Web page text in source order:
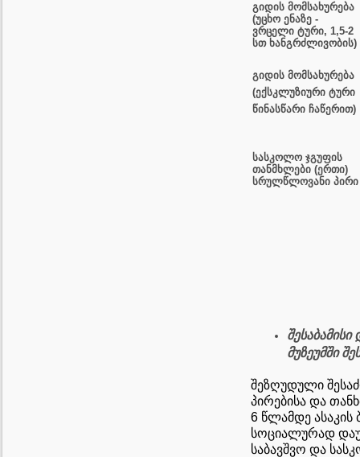
გიდის მომსახურება
(უცხო ენაზე -
ვრცელი ტური, 1,5-2
სთ ხანგრძლივობის)
გიდის მომსახურება
(ექსკლუზიური ტური
წინასწარი ჩაწერით)
სასკოლო ჯგუფის
თანმხლები (ერთი)
სრულწლოვანი პირი
მუზეუმში
შეზღუდული
პირებისა და
6 წლამდე ასაკის
სოციალურად
საბავშვო და